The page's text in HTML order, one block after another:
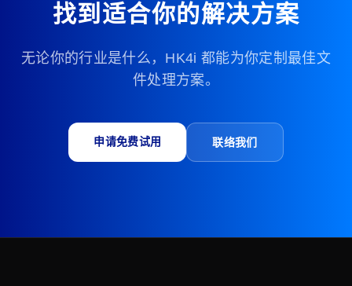
找到适合你的解决方案
无论你的行业是什么，HK4i 都能为你定制最佳文
件处理方案。
申请免费试用 联络我们